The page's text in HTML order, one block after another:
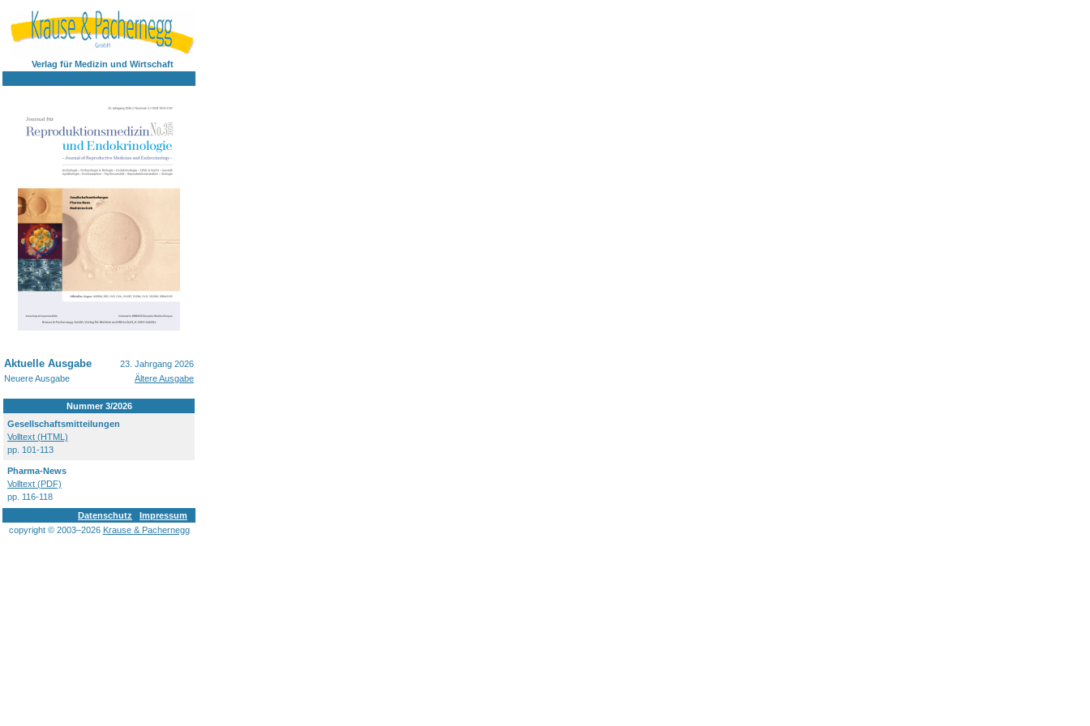
Verlag für Medizin und Wirtschaft
Aktuelle Ausgabe
23. Jahrgang 2026
Neuere Ausgabe
Ältere Ausgabe
Nummer 3/2026
Gesellschaftsmitteilungen
Volltext (HTML)
pp. 101-113
Pharma-News
Volltext (PDF)
pp. 116-118
Datenschutz
Impressum
copyright © 2003–2026 Krause & Pachernegg